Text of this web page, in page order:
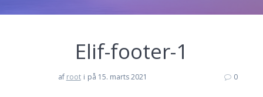
Elif-footer-1
af root i på 15. marts 2021 0